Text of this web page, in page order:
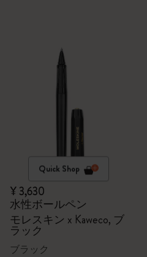
Quick Shop
¥ 3,630
水性ボールペン
モレスキン x Kaweco, ブ
ラック
ブラック